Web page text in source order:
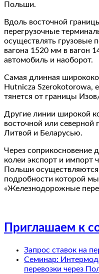
Польши.
Вдоль восточной
перегрузочные
осуществлять грузовые
вагона 1520 мм в вагон
автомобиль и наоборот.
Самая длинная
Hutnicza Szerokotorowa,
тянется от границы
Другие линии широкой
восточной или
Литвой и Беларусью.
Через соприкосновение
колеи экспорт и импорт
Польши
подробности которой
«Железнодорожные
Приглашаем к
Запрос ставок на
Семинар:
перевозки через